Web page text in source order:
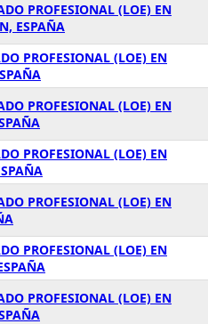
PROFESIONAL (LOE) EN
ESPAÑA
PROFESIONAL (LOE) EN
PROFESIONAL (LOE) EN
PROFESIONAL (LOE) EN
PROFESIONAL (LOE) EN
PROFESIONAL (LOE) EN
PROFESIONAL (LOE) EN